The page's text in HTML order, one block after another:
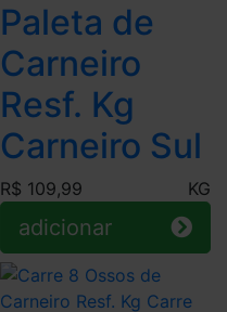
Paleta de
Carneiro
Resf. Kg
Carneiro Sul
R$ 109,99 KG
adicionar